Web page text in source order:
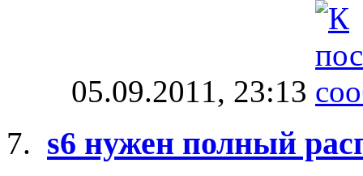
05.09.2011, 23:13
s6 нужен полный